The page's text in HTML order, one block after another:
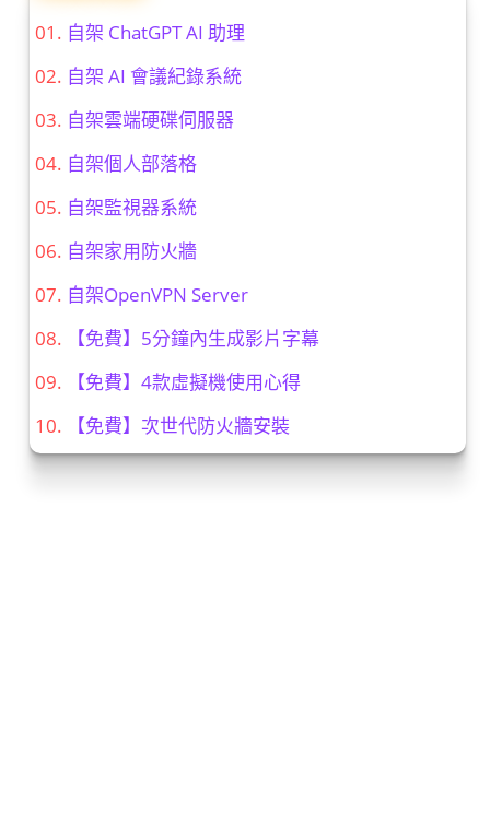
自架 ChatGPT AI 助理
自架 AI 會議紀錄系統
自架雲端硬碟伺服器
自架個人部落格
自架監視器系統
自架家用防火牆
自架OpenVPN Server
【免費】5分鐘內生成影片字幕
【免費】4款虛擬機使用心得
【免費】次世代防火牆安裝